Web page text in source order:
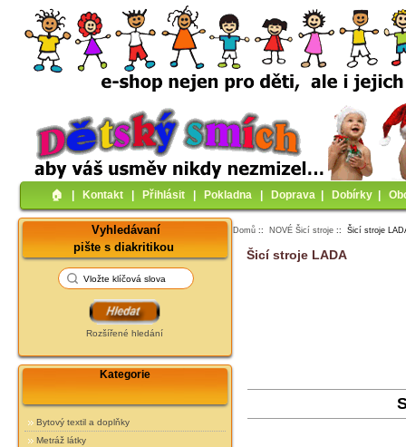
🏠︎ Kontakt Přihlásit Pokladna Doprava Dobírky
Vyhledávaní
pište s diakritikou
Rozšířené hledání
Kategorie
Bytový textil a doplňky
Metráž látky
Domů :: NOVÉ Šicí stroje :: Šicí stroje
Šicí stroje LADA